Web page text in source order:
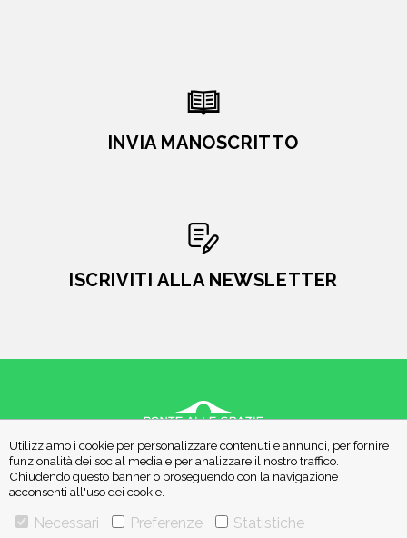
Utilizziamo i cookie per personalizzare contenuti e annunci, per fornire
funzionalità dei social media e per analizzare il nostro traffico.
Chiudendo questo banner o proseguendo con la navigazione
acconsenti all'uso dei cookie.
Necessari Preferenze Statistiche
INVIA MANOSCRITTO
ISCRIVITI ALLA NEWSLETTER
VIA GHERARDINI 10 - 20145 MILANO
E-MAIL:INFO@PONTEALLEGRAZIE.IT
TELEFONO0234597626
P. IVA12630510159